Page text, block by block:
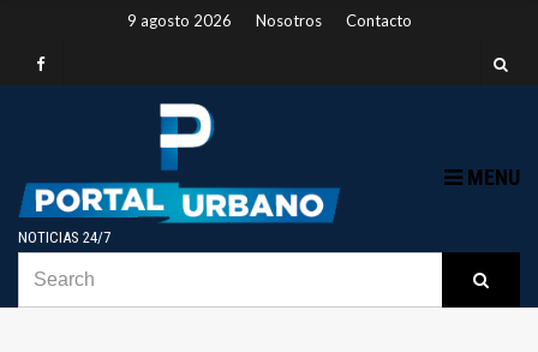
9 agosto 2026 Nosotros Contacto
NOTICIAS 24/7
MENU